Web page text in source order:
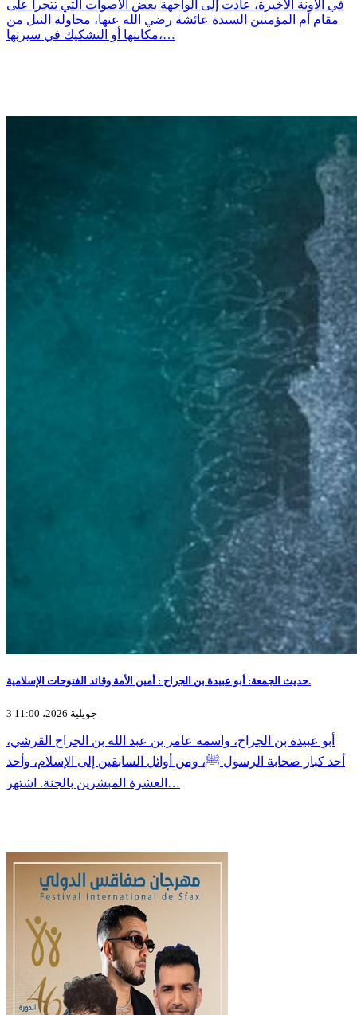
في الآونة الأخيرة، عادت إلى الواجهة بعض الأصوات التي تتجرأ على
مقام أم المؤمنين السيدة عائشة رضي الله عنها، محاولة النيل من
مكانتها أو التشكيك في سيرتها،…
حديث الجمعة: أبو عبيدة بن الجراح : أمين الأمة وقائد الفتوحات الإسلامية.
3 جويلية 2026، 11:00
أبو عبيدة بن الجراح، واسمه عامر بن عبد الله بن الجراح القرشي،
أحد كبار صحابة الرسول ﷺ، ومن أوائل السابقين إلى الإسلام، وأحد
العشرة المبشرين بالجنة. اشتهر…